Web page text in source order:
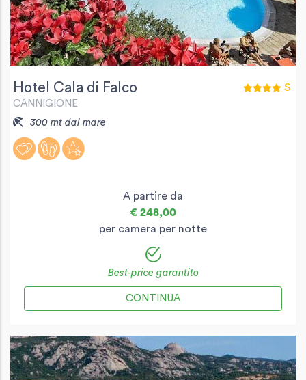
Hotel Cala di Falco
CANNIGIONE
300 mt dal mare
S
A partire da
€ 248,00
per camera per notte
Best-price garantito
CONTINUA